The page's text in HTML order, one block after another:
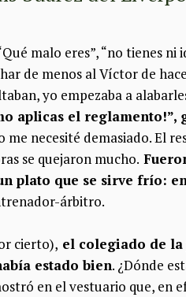
malo eres”, “no tienes ni
de menos al Víctor de
yo empezaba a
aplicas el
me necesité demasiado. El
se quejaron mucho.
plato que se sirve frío:
árbitro.
cierto), el colegiado de
estado bien. ¿Dónde
en el vestuario que, en